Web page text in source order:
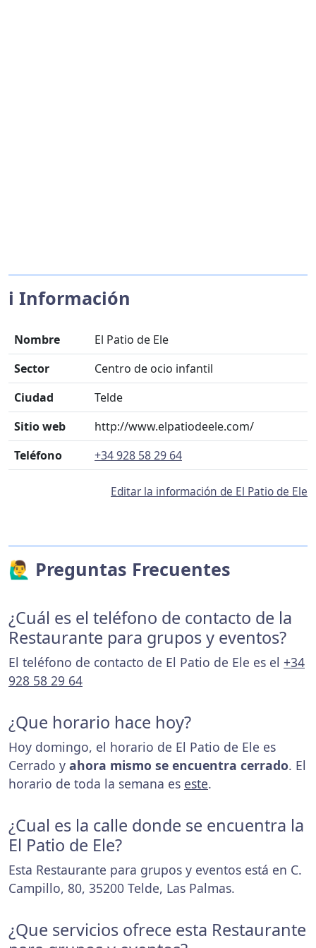
ℹ️ Información
Nombre
El Patio de Ele
Sector
Centro de ocio infantil
Ciudad
Telde
Sitio web
http://www.elpatiodeele.com/
Teléfono
+34 928 58 29 64
Editar la información de El Patio de Ele
🙋‍♂️ Preguntas Frecuentes
¿Cuál es el teléfono de contacto de la
Restaurante para grupos y eventos?
El teléfono de contacto de El Patio de Ele es el +34
928 58 29 64
¿Que horario hace hoy?
Hoy domingo, el horario de El Patio de Ele es
Cerrado y ahora mismo se encuentra cerrado. El
horario de toda la semana es este.
¿Cual es la calle donde se encuentra la
El Patio de Ele?
Esta Restaurante para grupos y eventos está en C.
Campillo, 80, 35200 Telde, Las Palmas.
¿Que servicios ofrece esta Restaurante